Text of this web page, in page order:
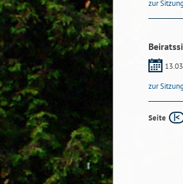
zur Sitzung
zur Sitzung
Seite